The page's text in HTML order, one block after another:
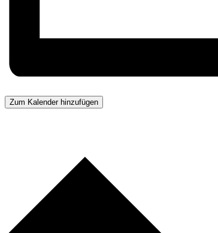
Zum Kalender hinzufügen